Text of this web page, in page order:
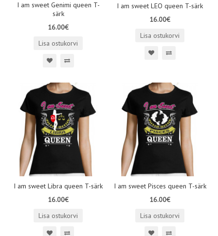
I am sweet Genimi queen T-
särk
16.00€
Lisa ostukorvi
I am sweet LEO queen T-särk
16.00€
Lisa ostukorvi
I am sweet Libra queen T-särk
16.00€
Lisa ostukorvi
I am sweet Pisces queen T-särk
16.00€
Lisa ostukorvi